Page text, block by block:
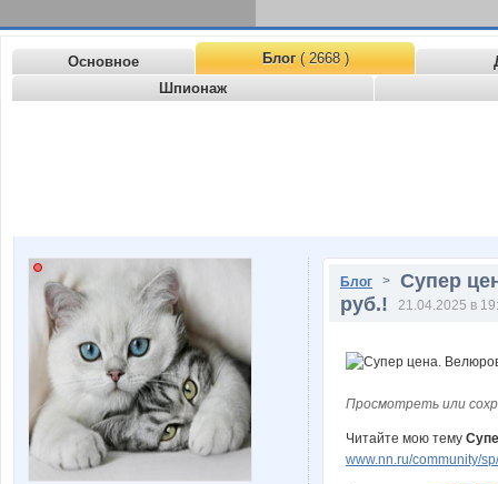
Основное Блог( 2668 )
Шпионаж
Блог > Супер
руб.!
21.04.2025 в
Просмотреть или
Читайте мою тему
www.nn.ru/community/